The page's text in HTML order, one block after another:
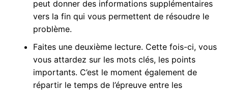
peut donner des informations supplémentaires
vers la fin qui vous permettent de résoudre le
problème.
Faites une deuxième lecture. Cette fois-ci, vous
vous attardez sur les mots clés, les points
importants. C’est le moment également de
répartir le temps de l’épreuve entre les